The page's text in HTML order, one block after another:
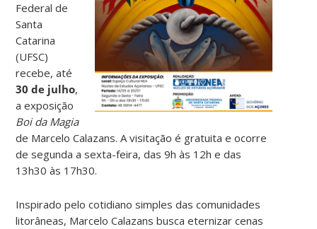
Federal de
Santa
Catarina
(UFSC)
recebe, até
30 de julho,
a exposição
Boi da Magia
de Marcelo Calazans. A visitação é gratuita e ocorre
de segunda a sexta-feira, das 9h às 12h e das
13h30 às 17h30.
Inspirado pelo cotidiano simples das comunidades
litorâneas, Marcelo Calazans busca eternizar cenas